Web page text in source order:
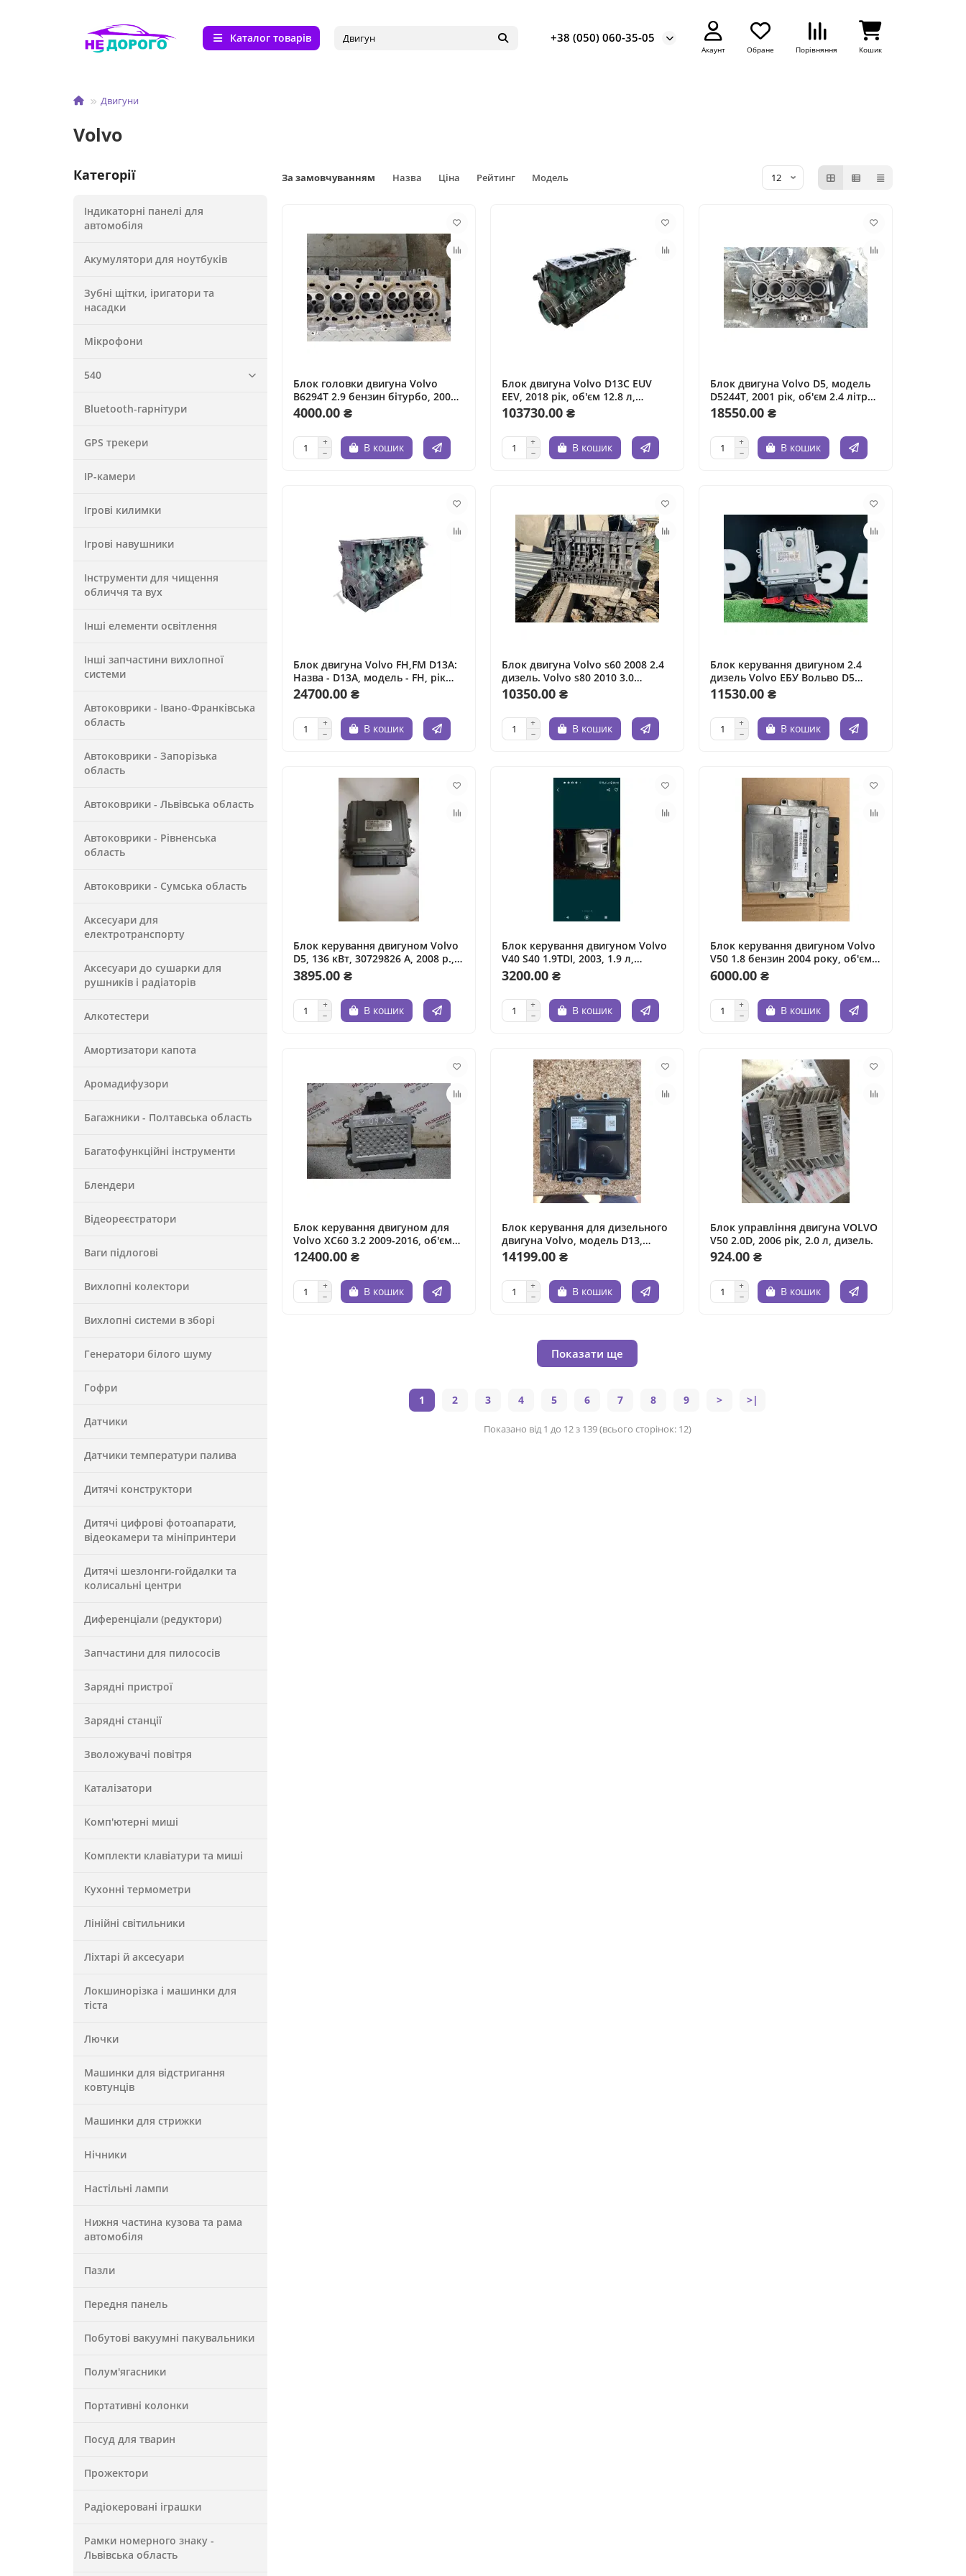
Каталог товарів +38 (050) 060-35-05
Акаунт Обране Порівняння Кошик
Двигуни
Volvo
Категорії
Індикаторні панелі для
автомобіля
Акумулятори для ноутбуків
Зубні щітки, іригатори та
насадки
Мікрофони
540
Bluetooth-гарнітури
GPS трекери
IP-камери
Ігрові килимки
Ігрові навушники
Інструменти для чищення
обличчя та вух
Інші елементи освітлення
Інші запчастини вихлопної
системи
Автоковрики - Івано-Франківська
область
Автоковрики - Запорізька
область
Автоковрики - Львівська область
Автоковрики - Рівненська
область
Автоковрики - Сумська область
Аксесуари для
електротранспорту
Аксесуари до сушарки для
рушників і радіаторів
Алкотестери
Амортизатори капота
Аромадифузори
Багажники - Полтавська область
Багатофункційні інструменти
Блендери
Відеореєстратори
Ваги підлогові
Вихлопні колектори
Вихлопні системи в зборі
Генератори білого шуму
Гофри
Датчики
Датчики температури палива
Дитячі конструктори
Дитячі цифрові фотоапарати,
відеокамери та мініпринтери
Дитячі шезлонги-гойдалки та
колисальні центри
Диференціали (редуктори)
Запчастини для пилососів
Зарядні пристрої
Зарядні станції
Зволожувачі повітря
Каталізатори
Комп'ютерні миші
Комплекти клавіатури та миші
Кухонні термометри
Лінійні світильники
Ліхтарі й аксесуари
Локшинорізка і машинки для
тіста
Лючки
Машинки для відстригання
ковтунців
Машинки для стрижки
Нічники
Настільні лампи
Нижня частина кузова та рама
автомобіля
Пазли
Передня панель
Побутові вакуумні пакувальники
Полум'ягасники
Портативні колонки
Посуд для тварин
Прожектори
Радіокеровані іграшки
Рамки номерного знаку -
Львівська область
За замовчуванням Назва Ціна Рейтинг Модель
Блок головки двигуна Volvo
B6294T 2.9 бензин бітурбо, 2004
рік, об'єм 2.9 л.
4000.00 ₴
В кошик
Блок двигуна Volvo D13C EUV
EEV, 2018 рік, об'єм 12.8 л,
дизельне паливо.
103730.00 ₴
В кошик
Блок двигуна Volvo D5, модель
D5244T, 2001 рік, об'єм 2.4 літра,
дизельне паливо.
18550.00 ₴
В кошик
Блок двигуна Volvo FH,FM D13A:
Назва - D13A, модель - FH, рік
випуску - 2010, об'єм - 12.8 л,
паливо - дизель.
24700.00 ₴
В кошик
Блок двигуна Volvo s60 2008 2.4
дизель. Volvo s80 2010 3.0
бензин. Volvo v70 2005 2.5 газ.
Volvo xc90 2012 3.2 бензин. Volvo
cx60 2014 2.0 дизель.
10350.00 ₴
В кошик
Блок керування двигуном 2.4
дизель Volvo ЕБУ Вольво D5
Компьютер 2.4TD, об'єм двигуна
- 2.4 л, рік випуску - не вказано.
11530.00 ₴
В кошик
Блок керування двигуном Volvo
D5, 136 кВт, 30729826 A, 2008 р.,
дизель, 2.4 л.
3895.00 ₴
В кошик
Блок керування двигуном Volvo
V40 S40 1.9TDI, 2003, 1.9 л,
дизель.
3200.00 ₴
В кошик
Блок керування двигуном Volvo
V50 1.8 бензин 2004 року, об'єм
двигуна 1.8 л.
6000.00 ₴
В кошик
Блок керування двигуном для
Volvo XC60 3.2 2009-2016, об'єм
3.2 л, бензин.
12400.00 ₴
В кошик
Блок керування для дизельного
двигуна Volvo, модель D13,
випущений у 2015 році, об'єм
двигуна 12.8 літра, паливо -
дизель.
14199.00 ₴
В кошик
Блок управління двигуна VOLVO
V50 2.0D, 2006 рік, 2.0 л, дизель.
924.00 ₴
В кошик
Показати ще
1 2 3 4 5 6 7 8 9 > >|
Показано від 1 до 12 з 139 (всього сторінок: 12)